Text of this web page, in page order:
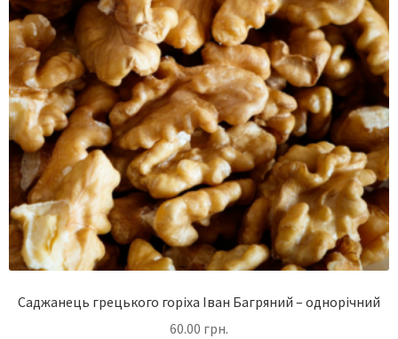
Саджанець грецького горіха Іван Багряний – однорічний
60.00 грн.